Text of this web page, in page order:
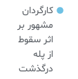
کارگردان
مشهور بر
اثر سقوط
از پله
درگذشت